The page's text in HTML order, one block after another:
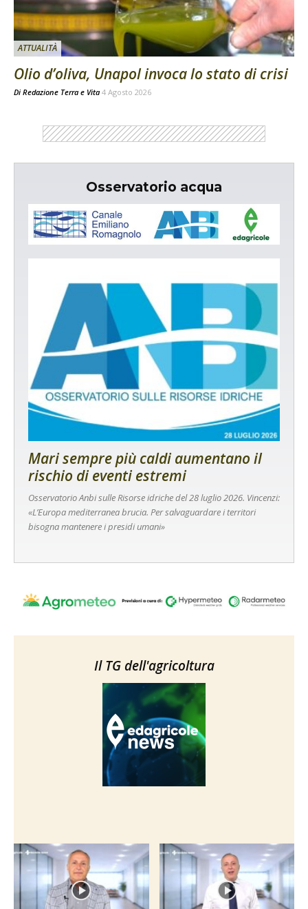
ATTUALITÀ
Olio d’oliva, Unapol invoca lo stato di crisi
Di Redazione Terra e Vita 4 Agosto 2026
Osservatorio acqua
Mari sempre più caldi aumentano il
rischio di eventi estremi
Osservatorio Anbi sulle Risorse idriche del 28 luglio 2026. Vincenzi:
«L’Europa mediterranea brucia. Per salvaguardare i territori
bisogna mantenere i presidi umani»
Il TG dell'agricoltura